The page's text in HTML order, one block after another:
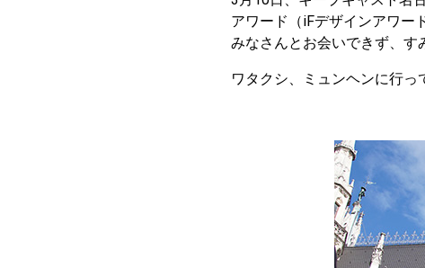
アワード（iFデザインアワー
みなさんとお会いできず、す
ワタクシ、ミュンヘンに行っ